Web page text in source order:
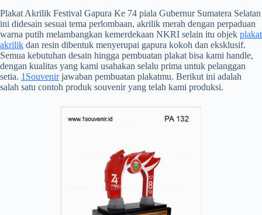
Plakat Akrilik Festival Gapura Ke 74 piala Gubernur Sumatera Selatan
ini didesain sesuai tema perlombaan, akrilik merah dengan perpaduan
warna putih melambangkan kemerdekaan NKRI selain itu objek plakat
akrilik dan resin dibentuk menyerupai gapura kokoh dan eksklusif.
Semua kebutuhan desain hingga pembuatan plakat bisa kami handle,
dengan kualitas yang kami usahakan selalu prima untuk pelanggan
setia. 1Souvenirjawaban pembuatan plakatmu. Berikut ini adalah
salah satu contoh produk souvenir yang telah kami produksi.